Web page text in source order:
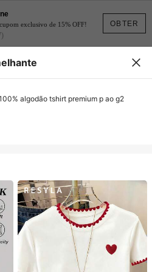
OBTER
exclusivo de 15% OFF!
algodão tshirt premium p ao g2